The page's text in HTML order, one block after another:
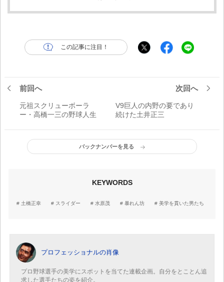
この記事に注目！
前回へ
元祖スクリューボーラ
ー・高橋一三の野球人生
次回へ
V9巨人の内野の要であり
続けた土井正三
バックナンバーを見る
KEYWORDS
土橋正幸 スライダー 水原茂 暴れん坊 美学を貫いた男たち
プロフェッショナルの肖像
プロ野球選手の美学にスポットを当てた連載企画。自分をとことん追
求した選手たちの姿を紹介。